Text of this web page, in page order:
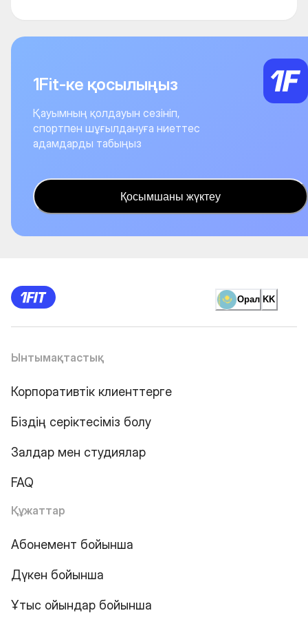
1Fit-ке қосылыңыз
Қауымның қолдауын сезініп,
спортпен шұғылдануға ниеттес
адамдарды табыңыз
Қосымшаны жүктеу
Орал KK
Ынтымақтастық
Корпоративтік клиенттерге
Біздің серіктесіміз болу
Залдар мен студиялар
FAQ
Құжаттар
Абонемент бойынша
Дүкен бойынша
Ұтыс ойындар бойынша